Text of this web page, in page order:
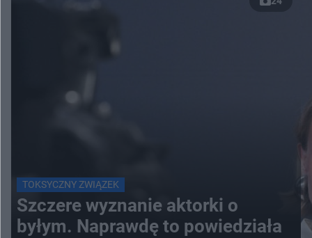
TOKSYCZNY ZWIĄZEK
Szczere wyznanie aktorki o
byłym. Naprawdę to powiedziała